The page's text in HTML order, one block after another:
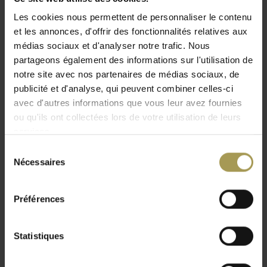
Les cookies nous permettent de personnaliser le contenu
et les annonces, d'offrir des fonctionnalités relatives aux
médias sociaux et d'analyser notre trafic. Nous
partageons également des informations sur l'utilisation de
notre site avec nos partenaires de médias sociaux, de
publicité et d'analyse, qui peuvent combiner celles-ci
avec d'autres informations que vous leur avez fournies
ou qu'ils ont collectées lors de votre utilisation de leurs
Nécessaires
Préférences
Statistiques
Brink & Campman
Brink & Campman – Tapis et
Carpettes de Luxe depuis 1897
Brink & Campmanproduit depuis plus de 125 ans destapis
et carpettes haut de gamme. Grâce à plus d’un siècle
d’expérience et à un processus continu de développement
Chaque année, un
est créé dans le
Lestapis Axminster
de Brink & Campman sont fabriqués aux